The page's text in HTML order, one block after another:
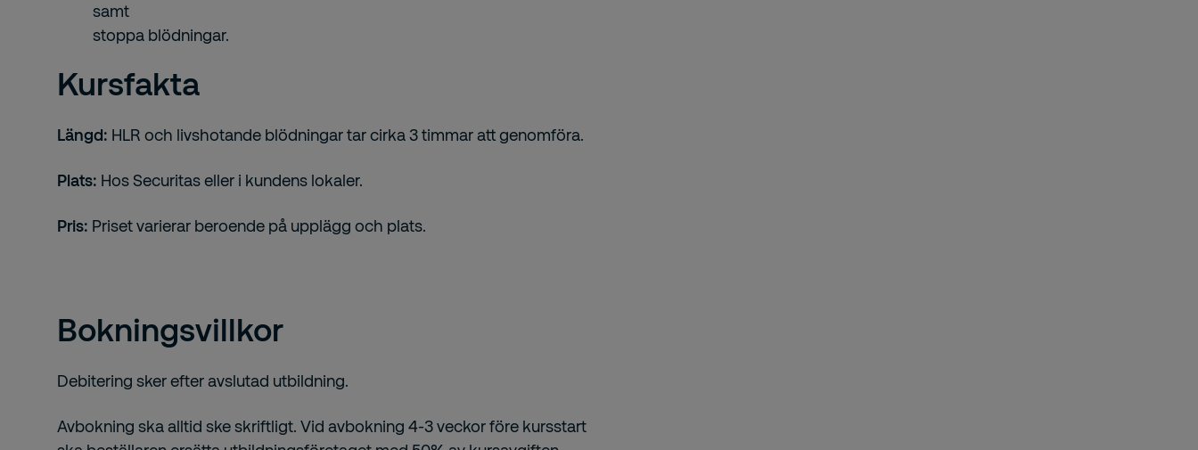
samt
stoppa blödningar.
Kursfakta
Längd: HLR och livshotande blödningar tar cirka 3 timmar att genomföra.
Plats: Hos Securitas eller i kundens lokaler.
Pris: Priset varierar beroende på upplägg och plats.
Bokningsvillkor
Debitering sker efter avslutad utbildning.
Avbokning ska alltid ske skriftligt. Vid avbokning 4-3 veckor före kursstart